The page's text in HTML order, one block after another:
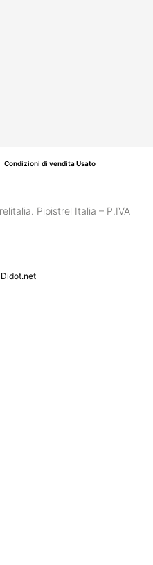
Pipistrel Italia – P.IVA
Condizioni di vendita Usato
Didot.net